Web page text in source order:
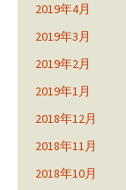
2019年4月
2019年3月
2019年2月
2019年1月
2018年12月
2018年11月
2018年10月